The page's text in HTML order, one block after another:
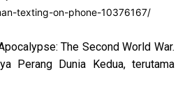
texting-on-phone-10376167/
The Second World War.
Perang Dunia Kedua, terutama